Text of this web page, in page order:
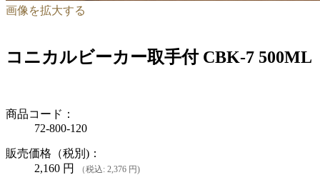
画像を拡大する
コニカルビーカー取手付 CBK-7 500ML
商品コード：
72-800-120
販売価格（税別)：
2,160 円 （税込: 2,376 円)